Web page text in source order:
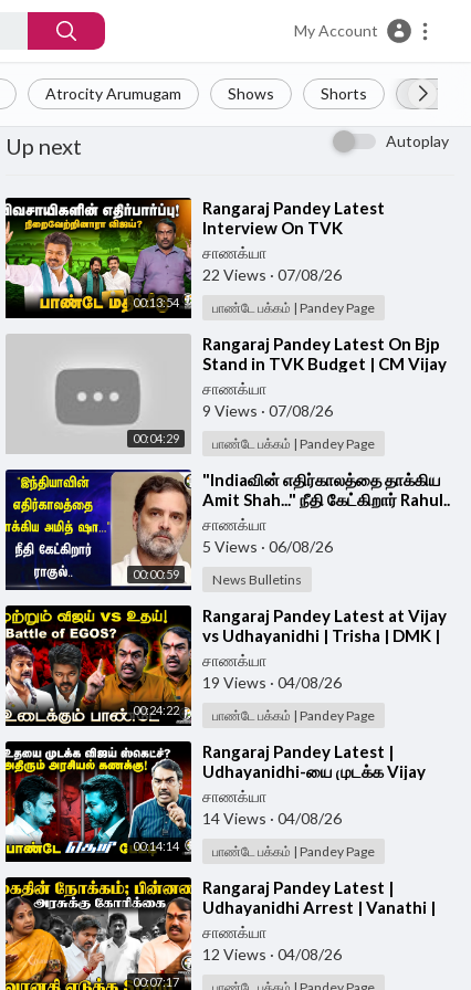
My Account
Atrocity Arumugam Shows Shorts LIVE
Up next Autoplay
00:13:54
⁣Rangaraj Pandey Latest
Interview On TVK
Government's Agri Budget | CM
Vijay | EPS | Udhayanidhi |DMK
சாணக்யா
22 Views · 07/08/26
பாண்டே பக்கம் | Pandey Page
00:04:29
⁣Rangaraj Pandey Latest On Bjp
Stand in TVK Budget | CM Vijay
| Nainar Nagenthran | Vinoth |
Wilson
சாணக்யா
9 Views · 07/08/26
பாண்டே பக்கம் | Pandey Page
00:00:59
⁣"Indiaவின் எதிர்காலத்தை தாக்கிய
Amit Shah..." நீதி கேட்கிறார் Rahul..
| BJP | Congress
சாணக்யா
5 Views · 06/08/26
News Bulletins
00:24:22
⁣Rangaraj Pandey Latest at Vijay
vs Udhayanidhi | Trisha | DMK |
TVK | Stalin | Police | TN Govt
சாணக்யா
19 Views · 04/08/26
பாண்டே பக்கம் | Pandey Page
00:14:14
⁣Rangaraj Pandey Latest |
Udhayanidhi-யை முடக்க Vijay
Sketch? | Vijay | Trisha | DMK |
TVK | TN Govt
சாணக்யா
14 Views · 04/08/26
பாண்டே பக்கம் | Pandey Page
00:07:17
⁣Rangaraj Pandey Latest |
Udhayanidhi Arrest | Vanathi |
Vijay | Trisha | TVK | DMK
சாணக்யா
12 Views · 04/08/26